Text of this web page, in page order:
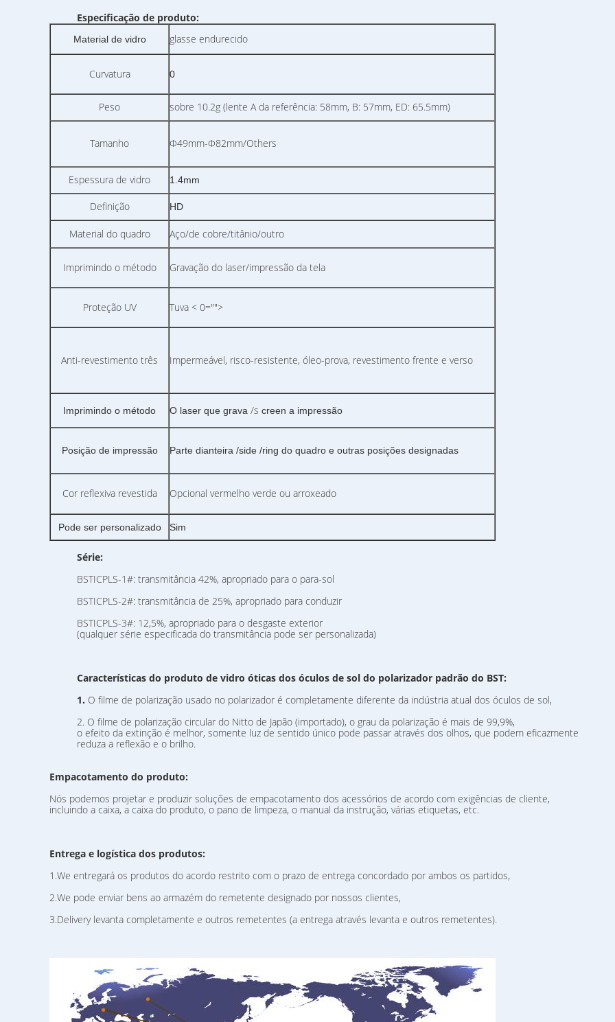
Especificação de produto:
Material de vidro glasse endurecido
Curvatura 0
Peso sobre 10.2g (lente A da referência: 58mm, B: 57mm, ED: 65.5mm)
Tamanho Φ49mm-Φ82mm/Others
Espessura de vidro 1.4mm
Definição HD
Material do quadro Aço/de cobre/titânio/outro
Imprimindo o método Gravação do laser/impressão da tela
Proteção UV Tuva < 0="">
Anti-revestimento três Impermeável, risco-resistente, óleo-prova, revestimento frente e verso
Imprimindo o método O laser que grava /s creen a impressão
Posição de impressão Parte dianteira /side /ring do quadro e outras posições designadas
Cor reflexiva revestida Opcional vermelho verde ou arroxeado
Pode ser personalizado Sim
Série:
BSTICPLS-1#: transmitância 42%, apropriado para o para-sol
BSTICPLS-2#: transmitância de 25%, apropriado para conduzir
BSTICPLS-3#: 12,5%, apropriado para o desgaste exterior
(qualquer série especificada do transmitância pode ser personalizada)
Características do produto de vidro óticas dos óculos de sol do polarizador padrão do BST:
1. O filme de polarização usado no polarizador é completamente diferente da indústria atual dos óculos de sol,
2. O filme de polarização circular do Nitto de Japão (importado), o grau da polarização é mais de 99,9%,
o efeito da extinção é melhor, somente luz de sentido único pode passar através dos olhos, que podem eficazmente
reduza a reflexão e o brilho.
Empacotamento do produto:
Nós podemos projetar e produzir soluções de empacotamento dos acessórios de acordo com exigências de cliente,
incluindo a caixa, a caixa do produto, o pano de limpeza, o manual da instrução, várias etiquetas, etc.
Entrega e logística dos produtos:
1.We entregará os produtos do acordo restrito com o prazo de entrega concordado por ambos os partidos,
2.We pode enviar bens ao armazém do remetente designado por nossos clientes,
3.Delivery levanta completamente e outros remetentes (a entrega através levanta e outros remetentes).